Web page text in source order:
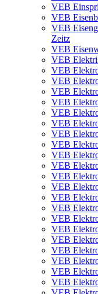
VEB
VEB
VEB
Zeitz
VEB
VEB
VEB
VEB
VEB
VEB
VEB
VEB
VEB
VEB
VEB
VEB
VEB
VEB
VEB
VEB
VEB
VEB
VEB
VEB
VEB
VEB
VEB